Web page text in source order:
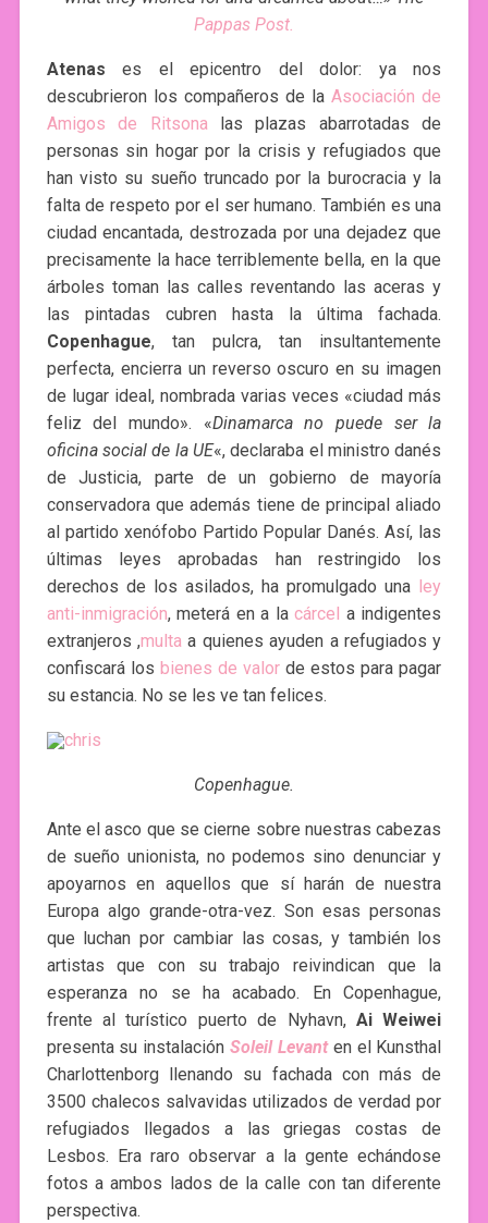
Pappas Post.
Atenas es el epicentro del dolor: ya nos
descubrieron los compañeros de laAsociación de
Amigos de Ritsonalas plazas abarrotadas de
personas sin hogar por la crisis y refugiados que
han visto su sueño truncado por la burocracia y la
falta de respeto por el ser humano. También es una
ciudad encantada, destrozada por una dejadez que
precisamente la hace terriblemente bella, en la que
árboles toman las calles reventando las aceras y
las pintadas cubren hasta la última fachada.
Copenhague, tan pulcra, tan insultantemente
perfecta, encierra un reverso oscuro en su imagen
de lugar ideal, nombrada varias veces «ciudad más
feliz del mundo». «Dinamarca no puede ser la
oficina social de la UE«, declaraba el ministro danés
de Justicia, parte de un gobierno de mayoría
conservadora que además tiene de principal aliado
al partido xenófobo Partido Popular Danés. Así, las
últimas leyes aprobadas han restringido los
derechos de los asilados, ha promulgado una ley
anti-inmigración, meterá en a lacárcel a indigentes
extranjeros ,multaa quienes ayuden a refugiados y
confiscará los bienes de valor de estos para pagar
su estancia. No se les ve tan felices.
Copenhague.
Ante el asco que se cierne sobre nuestras cabezas
de sueño unionista, no podemos sino denunciar y
apoyarnos en aquellos que sí harán de nuestra
Europa algo grande-otra-vez. Son esas personas
que luchan por cambiar las cosas, y también los
artistas que con su trabajo reivindican que la
esperanza no se ha acabado. En Copenhague,
frente al turístico puerto de Nyhavn, Ai Weiwei
presenta su instalaciónSoleil Levant en el Kunsthal
Charlottenborg llenando su fachada con más de
3500 chalecos salvavidas utilizados de verdad por
refugiados llegados a las griegas costas de
Lesbos. Era raro observar a la gente echándose
fotos a ambos lados de la calle con tan diferente
perspectiva.